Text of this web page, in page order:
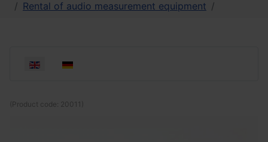
Rental of audio measurement equipment
Select your language
(Product code: 20011 )